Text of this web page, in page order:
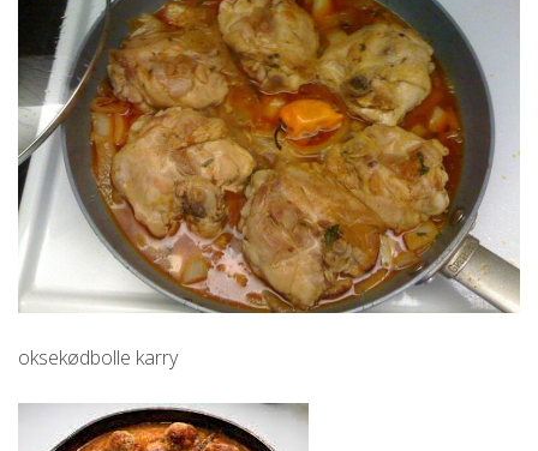
oksekødbolle karry